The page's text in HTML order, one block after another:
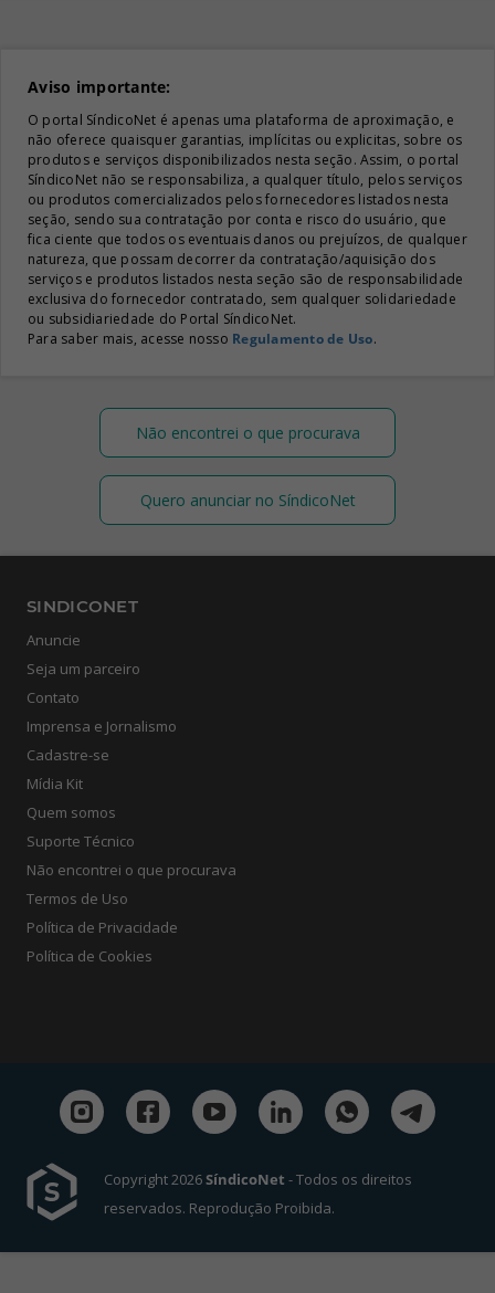
Aviso importante:
O portal SíndicoNet é apenas uma plataforma de aproximação, e
não oferece quaisquer garantias, implícitas ou explicitas, sobre os
produtos e serviços disponibilizados nesta seção. Assim, o portal
SíndicoNet não se responsabiliza, a qualquer título, pelos serviços
ou produtos comercializados pelos fornecedores listados nesta
seção, sendo sua contratação por conta e risco do usuário, que
fica ciente que todos os eventuais danos ou prejuízos, de qualquer
natureza, que possam decorrer da contratação/aquisição dos
serviços e produtos listados nesta seção são de responsabilidade
exclusiva do fornecedor contratado, sem qualquer solidariedade
ou subsidiariedade do Portal SíndicoNet.
Para saber mais, acesse nosso Regulamento de Uso.
Não encontrei o que procurava
Quero anunciar no SíndicoNet
SINDICONET
Anuncie
Seja um parceiro
Contato
Imprensa e Jornalismo
Cadastre-se
Mídia Kit
Quem somos
Suporte Técnico
Não encontrei o que procurava
Termos de Uso
Política de Privacidade
Política de Cookies
Copyright 2026SíndicoNet - Todos os direitos
reservados. Reprodução Proibida.